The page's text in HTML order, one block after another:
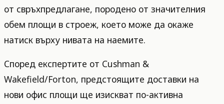
от свръхпредлагане, породено от значителния
обем площи в строеж, което може да окаже
натиск върху нивата на наемите.
Според експертите от Cushman &
Wakefield/Forton, предстоящите доставки на
нови офис площи ще изискват по-активна